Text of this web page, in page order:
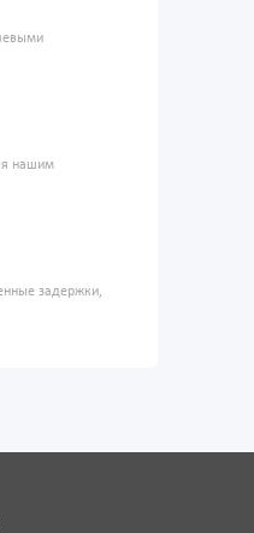
нашим
задержки,